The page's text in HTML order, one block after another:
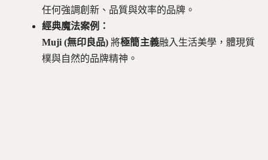
任何強調創新、品質與效率的品牌。
經典魔法案例：
Muji (無印良品) 將極簡主義融入生活美學，體現質
樸與自然的品牌精神。